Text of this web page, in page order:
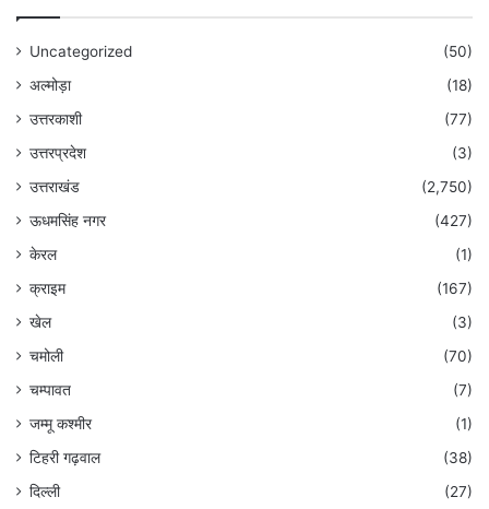
Uncategorized
(50)
अल्मोड़ा
(18)
उत्तरकाशी
(77)
उत्तरप्रदेश
(3)
उत्तराखंड
(2,750)
ऊधमसिंह नगर
(427)
केरल
(1)
क्राइम
(167)
खेल
(3)
चमोली
(70)
चम्पावत
(7)
जम्मू कश्मीर
(1)
टिहरी गढ़वाल
(38)
दिल्ली
(27)